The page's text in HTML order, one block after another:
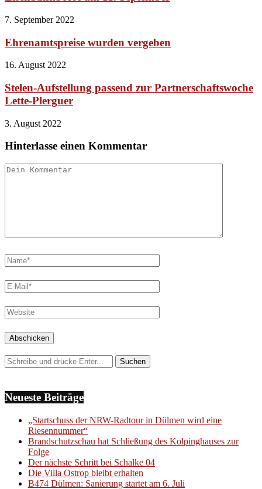
7. September 2022
Ehrenamtspreise wurden vergeben
16. August 2022
Stelen-Aufstellung passend zur Partnerschaftswoche
Lette-Plerguer
3. August 2022
Hinterlasse einen Kommentar
Neueste Beiträge
„Startschuss der NRW-Radtour in Dülmen wird eine
Riesennummer“
Brandschutzschau hat Schließung des Kolpinghauses zur
Folge
Der nächste Schritt bei Schalke 04
Die Villa Ostrop bleibt erhalten
B474 Dülmen: Sanierung startet am 6. Juli